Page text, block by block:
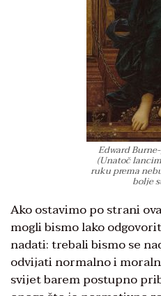
Edward Burne-
(Unatoč
ruku prema
bolje
Ako ostavimo po strani
mogli bismo lako
nadati: trebali bismo se
odvijati normalno i
svijet barem postupno